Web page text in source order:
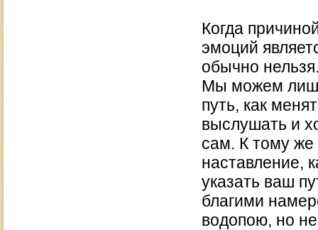
Когда
эмоций
обычно
Мы можем лишь
путь, как
выслушать и
сам. К тому же
наставление,
указать ваш
благими
водопою, но